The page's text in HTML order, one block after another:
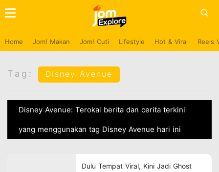
Home Jom! Makan Jom! Cuti Lifestyle Hot & Viral Reels
Tag: Disney Avenue
Disney Avenue: Terokai berita dan cerita terkini
yang menggunakan tag Disney Avenue hari ini
Dulu Tempat Viral, Kini Jadi Ghost